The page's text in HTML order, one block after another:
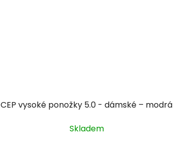
CEP vysoké ponožky 5.0 - dámské – modrá
Skladem